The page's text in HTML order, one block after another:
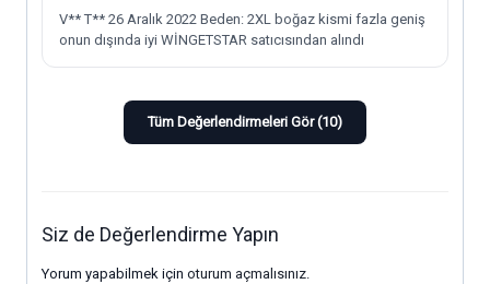
V** T** 26 Aralık 2022 Beden: 2XL boğaz kismi fazla geniş
onun dışında iyi WİNGETSTAR satıcısından alındı
Tüm Değerlendirmeleri Gör (10)
Siz de Değerlendirme Yapın
Yorum yapabilmek için oturum açmalısınız.